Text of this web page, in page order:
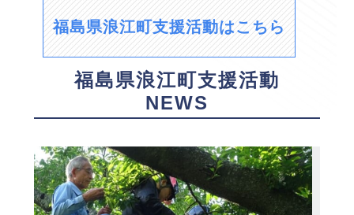
福島県浪江町支援活動はこちら
福島県浪江町支援活動
NEWS